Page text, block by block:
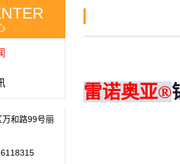
和路99号丽
雷诺奥亚®